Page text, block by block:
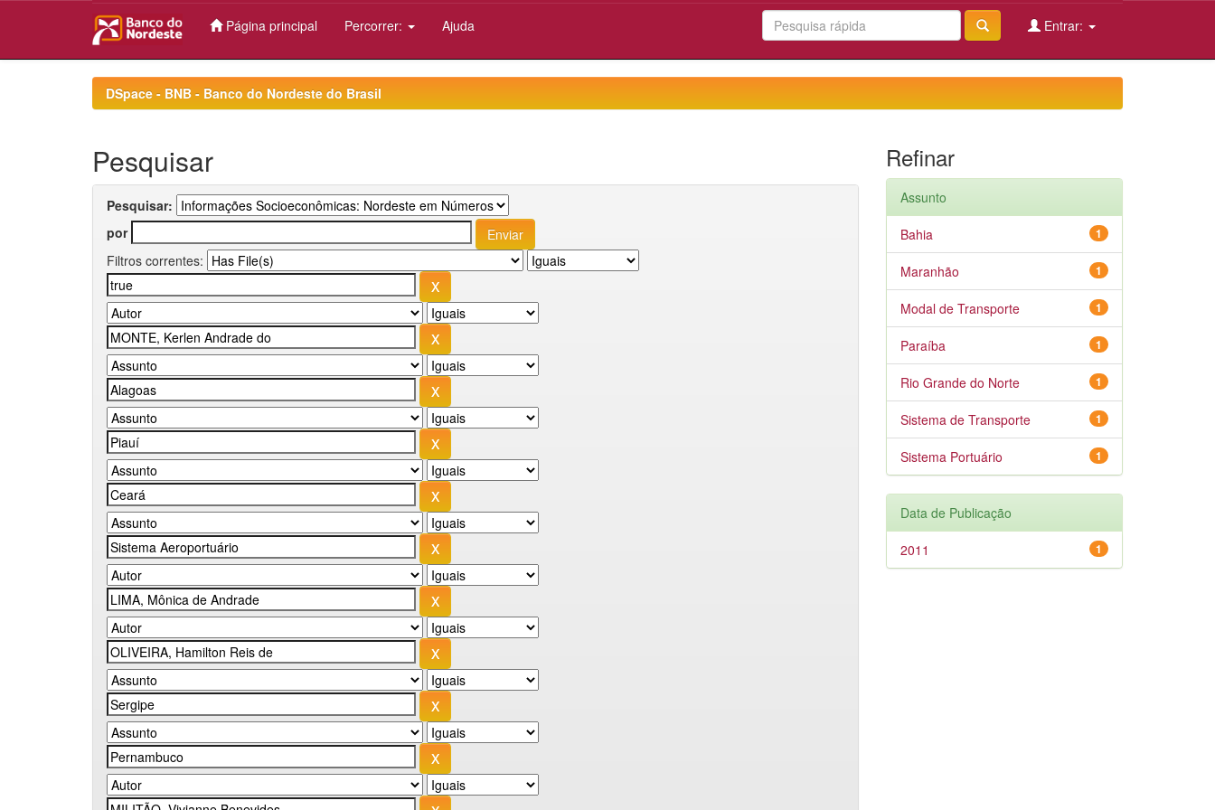
Página principal Percorrer: Ajuda Entrar:
DSpace - BNB - Banco do Nordeste do Brasil
Pesquisar
Pesquisar:
por
Filtros correntes:
Refinar
Assunto
1
Bahia
1
Maranhão
1
Modal de Transporte
1
Paraíba
1
Rio Grande do Norte
1
Sistema de Transporte
1
Sistema Portuário
Data de Publicação
1
2011